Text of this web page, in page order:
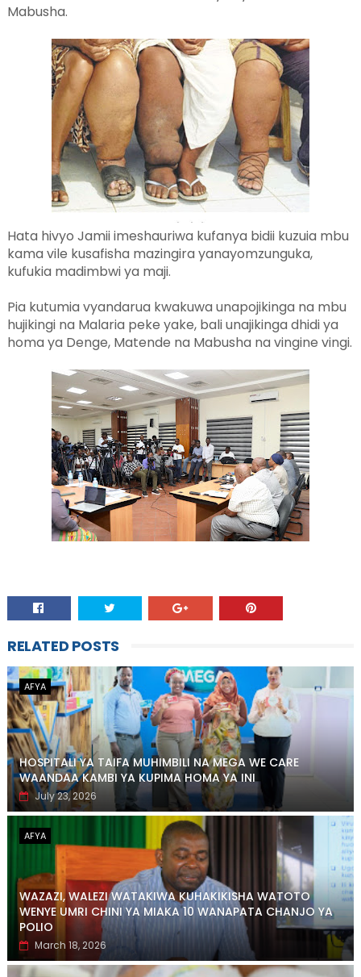
Mabusha.
Hata hivyo Jamii imeshauriwa kufanya bidii kuzuia mbu
kama vile kusafisha mazingira yanayomzunguka,
kufukia madimbwi ya maji.
Pia kutumia vyandarua kwakuwa unapojikinga na mbu
hujikingi na Malaria peke yake, bali unajikinga dhidi ya
homa ya Denge, Matende na Mabusha na vingine vingi.
RELATED POSTS
AFYA
HOSPITALI YA TAIFA MUHIMBILI NA MEGA WE CARE
WAANDAA KAMBI YA KUPIMA HOMA YA INI
July 23, 2026
AFYA
WAZAZI, WALEZI WATAKIWA KUHAKIKISHA WATOTO
WENYE UMRI CHINI YA MIAKA 10 WANAPATA CHANJO YA
POLIO
March 18, 2026